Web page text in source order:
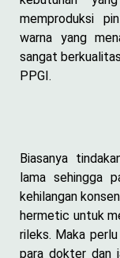
memproduksi
warna yang
sangat
PPGI.
Biasanya
lama sehingga
kehilangan
hermetic untuk
rileks. Maka
para dokter dan